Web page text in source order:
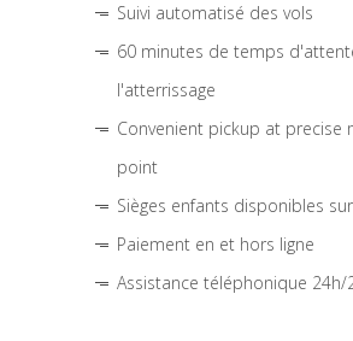
Suivi automatisé des vols
60 minutes de temps
l'atterrissage
Convenient pickup at precise
point
Sièges enfants disponibles
Paiement en et hors ligne
Assistance téléphonique 24h/